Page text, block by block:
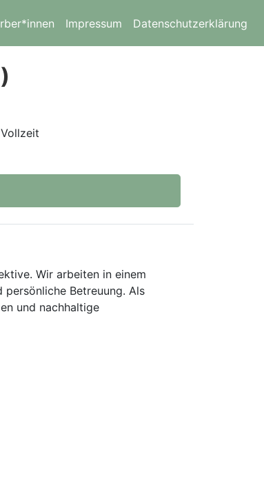
Impressum Datenschutzerklärung
Vollzeit
Wir arbeiten in einem
Betreuung. Als
und nachhaltige